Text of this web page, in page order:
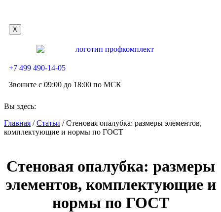
X
+7 499 490-14-05
Звоните с 09:00 до 18:00 по МСК
Вы здесь:
Главная /Статьи /Стеновая опалубка: размеры элементов,
комплектующие и нормы по ГОСТ
Стеновая опалубка: размеры
элементов, комплектующие и
нормы по ГОСТ